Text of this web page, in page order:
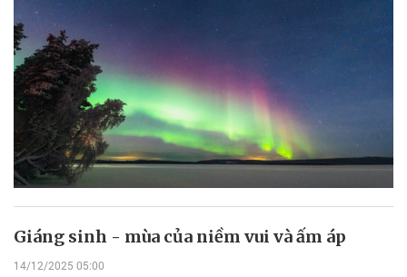
Giáng sinh - mùa của niềm vui và ấm áp
14/12/2025 05:00